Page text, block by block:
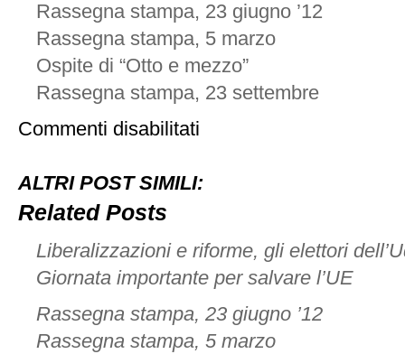
Rassegna stampa, 23 giugno ’12
Rassegna stampa, 5 marzo
Ospite di “Otto e mezzo”
Rassegna stampa, 23 settembre
Commenti disabilitati
ALTRI POST SIMILI:
Related Posts
Liberalizzazioni e riforme, gli elettori
Giornata importante per salvare l’UE
Rassegna stampa, 23 giugno ’12
Rassegna stampa, 5 marzo